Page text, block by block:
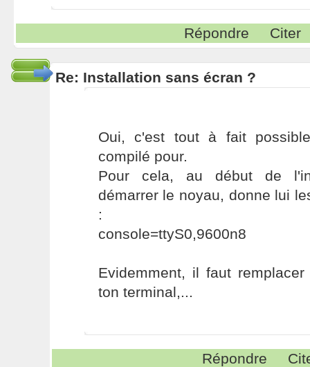
Répondre Citer
Re: Installation sans écran ?
Oui, c'est tout à fait
compilé pour.
Pour cela, au début de
démarrer le noyau, donne lui
:
console=ttyS0,9600n8
Evidemment, il faut
ton terminal,...
Répondre